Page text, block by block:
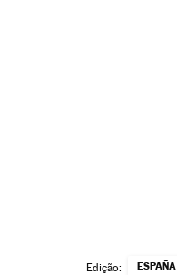
Edição: ESPAÑA